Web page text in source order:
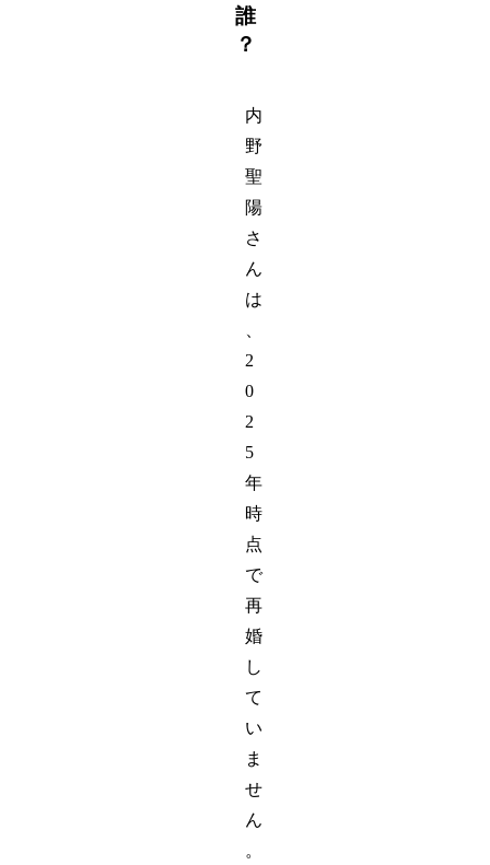
誰
？
内
野
聖
陽
さ
ん
は
2
0
2
5
年
時
点
で
再
婚
し
て
い
ま
せ
ん
。